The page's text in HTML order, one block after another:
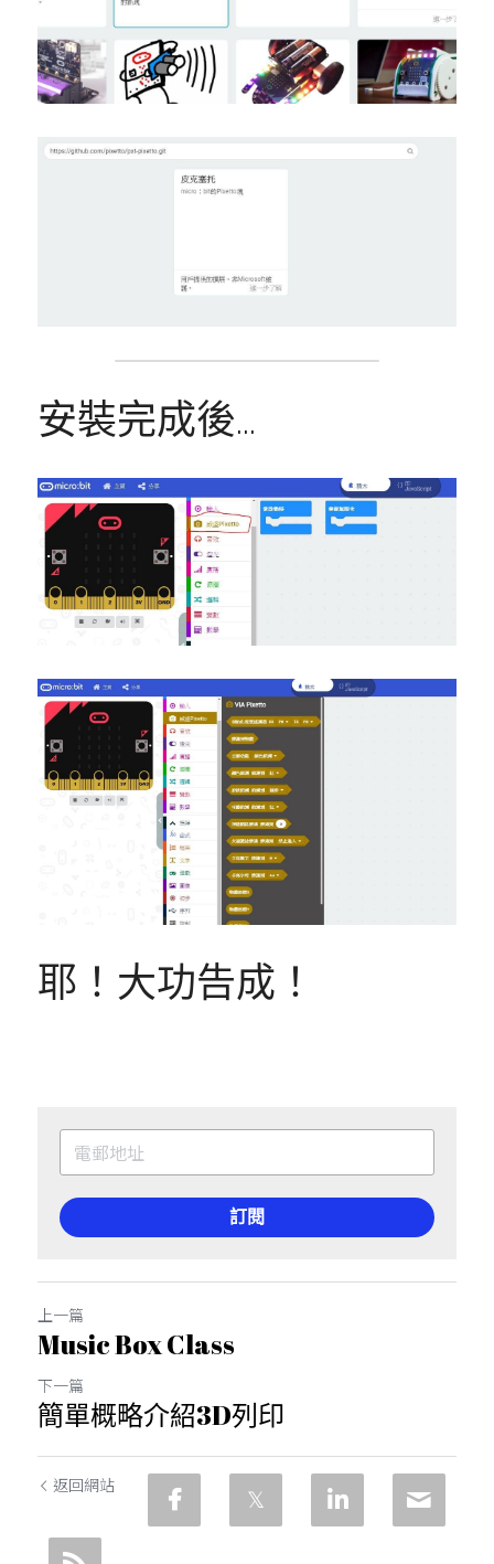
安裝完成後...
耶！大功告成！
訂閱
上一篇
Music Box Class
下一篇
簡單概略介紹3D列印
返回網站